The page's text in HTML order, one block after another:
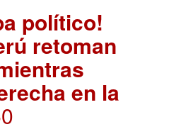
político!
retoman
en la